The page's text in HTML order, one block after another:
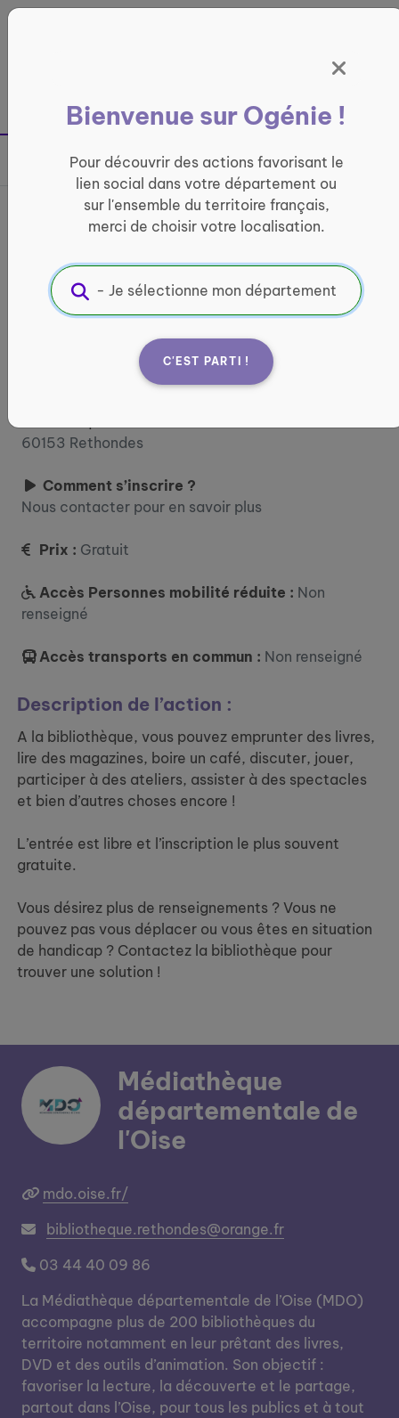
France entière
Bienvenue sur Ogénie !
Pour découvrir des actions favorisant le
lien social dans votre département ou
sur l'ensemble du territoire français,
merci de choisir votre localisation.
C'EST PARTI !
Partager sur
Découvrez la bibliothèque
près de chez vous
LOISIRS ET CULTURE
Informations pratiques :
60153 Rethondes
Comment s’inscrire ?
Nous contacter pour en savoir plus
Prix : Gratuit
Accès Personnes mobilité réduite : Non
renseigné
Accès transports en commun : Non renseigné
Description de l’action :
A la bibliothèque, vous pouvez emprunter des livres,
lire des magazines, boire un café, discuter, jouer,
participer à des ateliers, assister à des spectacles
et bien d’autres choses encore !
L’entrée est libre et l’inscription le plus souvent
gratuite.
Vous désirez plus de renseignements ? Vous ne
pouvez pas vous déplacer ou vous êtes en situation
de handicap ? Contactez la bibliothèque pour
trouver une solution !
Médiathèque
départementale de
l'Oise
mdo.oise.fr/
bibliotheque.rethondes@orange.fr
03 44 40 09 86
La Médiathèque départementale de l’Oise (MDO)
accompagne plus de 200 bibliothèques du
territoire notamment en leur prêtant des livres,
DVD et des outils d’animation. Son objectif :
favoriser la lecture, la découverte et le partage,
partout dans l’Oise, pour tous les publics et à tout
Panneau de gestion des cookies